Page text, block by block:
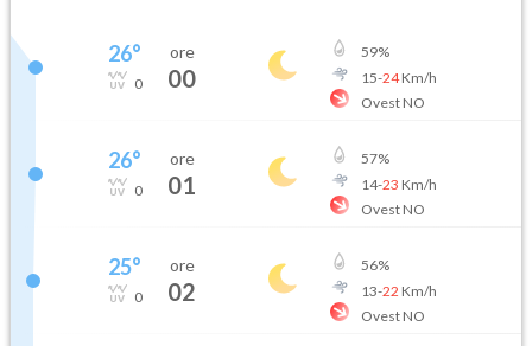
26°
0
ore
00
59%
15-24Km/h
Ovest NO
26°
0
ore
01
57%
14-23 Km/h
Ovest NO
25°
0
ore
02
56%
13-22 Km/h
Ovest NO